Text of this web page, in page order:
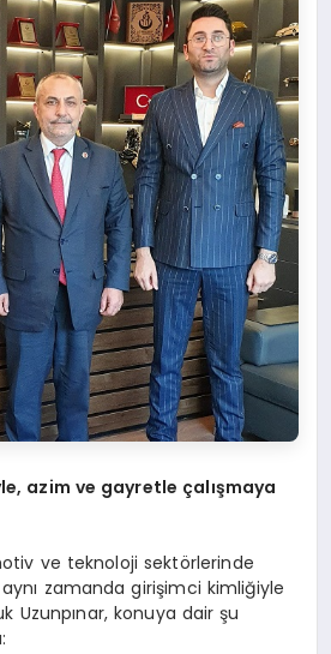
azim ve gayretle çalışmaya
ve teknoloji sektörlerinde
zamanda girişimci kimliğiyle
Uzunpınar, konuya dair şu